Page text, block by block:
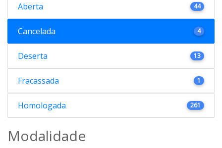
Aberta 44
Cancelada 4
Deserta 13
Fracassada 1
Homologada 261
Modalidade